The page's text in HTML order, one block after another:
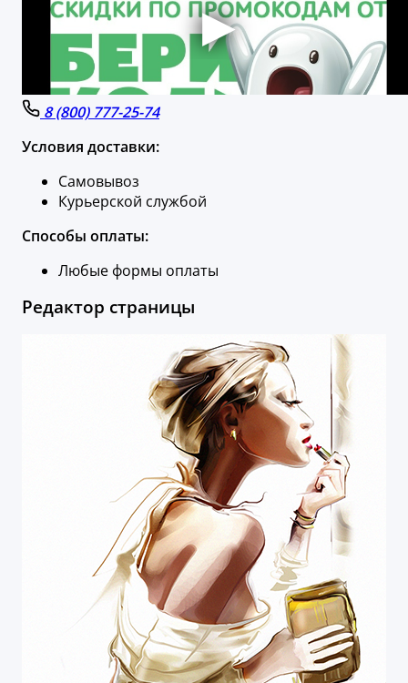
8 (800) 777-25-74
Условия доставки:
Самовывоз
Курьерской службой
Способы оплаты:
Любые формы оплаты
Редактор страницы